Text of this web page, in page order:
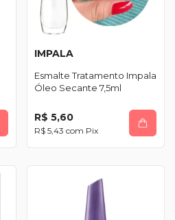
IMPALA
Esmalte Tratamento Impala
Óleo Secante 7,5ml
R$ 5,60
R$ 5,43 com Pix